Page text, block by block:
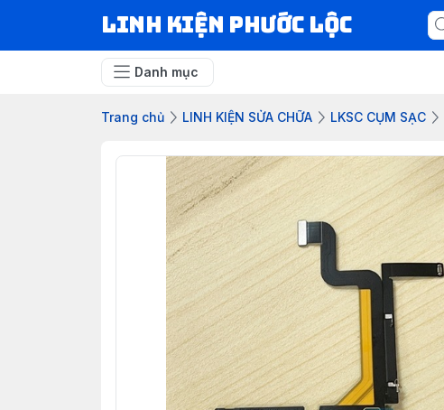
LINH KIỆN PHƯỚC LỘC
Danh mục
Trang chủ LINH KIỆN SỬA CHỮA LKSC CỤM SẠC